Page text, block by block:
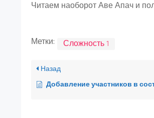
Читаем наоборот Аве Апач и
Метки: Сложность 1
Назад
Добавление участников в